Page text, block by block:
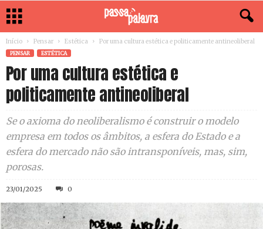
Início Pensar Estética Por uma cultura estética e politicamente antineoliberal
PENSAR ESTÉTICA
Por uma cultura estética e
politicamente antineoliberal
Se o axioma do neoliberalismo é construir o modelo
empresa em todos os âmbitos, a esfera do Estado e a
esfera do mercado não são intransponíveis, mas, sim,
porosas.
23/01/2025 0